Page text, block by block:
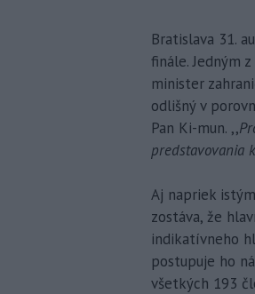
Bratislava 31.
finále. Jedným
minister
odlišný v
Pan Ki-mun. ,,
predstavovania
Aj napriek
zostáva, že
indikatívneho
postupuje ho
všetkých 193